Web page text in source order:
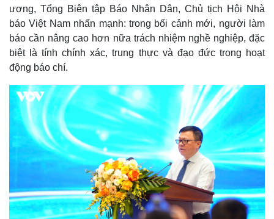
ương, Tổng Biên tập Báo Nhân Dân, Chủ tịch Hội Nhà
báo Việt Nam nhấn mạnh: trong bối cảnh mới, người làm
báo cần nâng cao hơn nữa trách nhiệm nghề nghiệp, đặc
biệt là tính chính xác, trung thực và đạo đức trong hoạt
động báo chí.